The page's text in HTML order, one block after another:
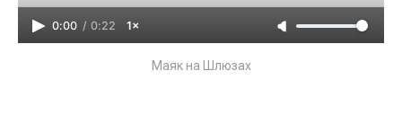
0:00 / 0:22 1×
Маяк на Шлюзах